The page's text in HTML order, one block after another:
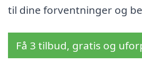
til dine forventninger og
Få 3 tilbud, gratis og